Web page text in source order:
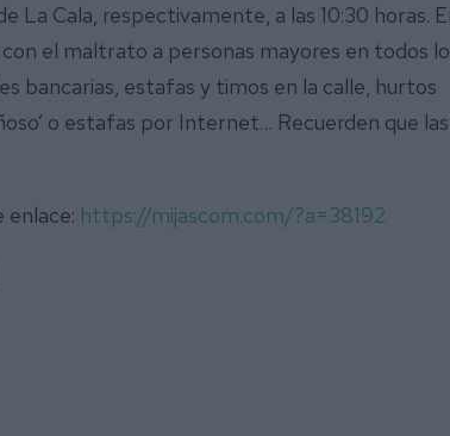
La Cala, respectivamente, a las 10:30 horas.
el maltrato a personas mayores en todos
bancarias, estafas y timos en la calle, hurtos
o estafas por Internet… Recuerden que las
enlace: https://mijascom.com/?a=38192